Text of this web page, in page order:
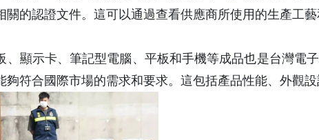
關的認證文件。這可以通過查看供應商所使用的生產工藝
、顯示卡、筆記型電腦、平板和手機等成品也是台灣電
夠符合國際市場的需求和要求。這包括產品性能、外觀設